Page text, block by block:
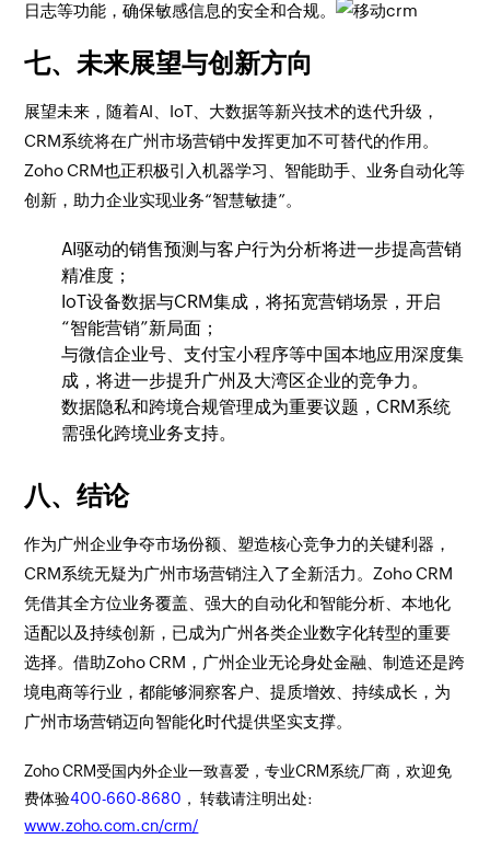
日志等功能，确保敏感信息的安全和合规。
七、未来展望与创新方向
展望未来，随着AI、IoT、大数据等新兴技术的迭代升级，
CRM系统将在广州市场营销中发挥更加不可替代的作用。
Zoho CRM也正积极引入机器学习、智能助手、业务自动化等
创新，助力企业实现业务“智慧敏捷”。
AI驱动的销售预测与客户行为分析将进一步提高营销
精准度；
IoT设备数据与CRM集成，将拓宽营销场景，开启
“智能营销”新局面；
与微信企业号、支付宝小程序等中国本地应用深度集
成，将进一步提升广州及大湾区企业的竞争力。
数据隐私和跨境合规管理成为重要议题，CRM系统
需强化跨境业务支持。
八、结论
作为广州企业争夺市场份额、塑造核心竞争力的关键利器，
CRM系统无疑为广州市场营销注入了全新活力。Zoho CRM
凭借其全方位业务覆盖、强大的自动化和智能分析、本地化
适配以及持续创新，已成为广州各类企业数字化转型的重要
选择。借助Zoho CRM，广州企业无论身处金融、制造还是跨
境电商等行业，都能够洞察客户、提质增效、持续成长，为
广州市场营销迈向智能化时代提供坚实支撑。
Zoho CRM受国内外企业一致喜爱，专业CRM系统厂商，欢迎免
费体验400-660-8680 ， 转载请注明出处:
www.zoho.com.cn/crm/